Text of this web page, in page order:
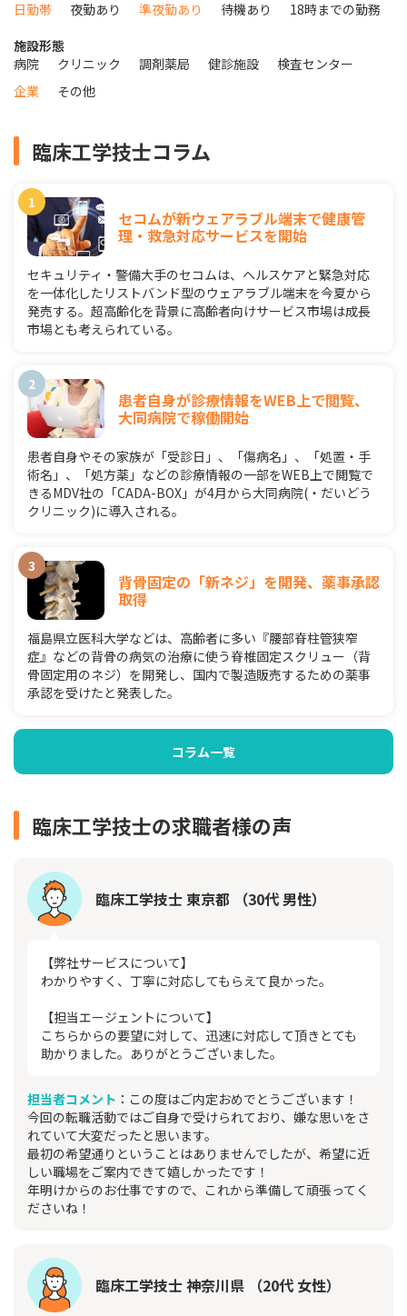
日勤帯 夜勤あり 準夜勤あり 待機あり
18時までの勤務
施設形態
病院
クリニック 調剤薬局 健診施設
検査センター
企業
その他
臨床工学技士コラム
セコムが新ウェアラブル端末で健康管
理・救急対応サービスを開始
セキュリティ・警備大手のセコムは、ヘルスケアと緊急対応
を一体化したリストバンド型のウェアラブル端末を今夏から
発売する。超高齢化を背景に高齢者向けサービス市場は成長
市場とも考えられている。
患者自身が診療情報をWEB上で閲覧、
大同病院で稼働開始
患者自身やその家族が「受診日」、「傷病名」、「処置・手
術名」、「処方薬」などの診療情報の一部をWEB上で閲覧で
きるMDV社の「CADA-BOX」が4月から大同病院(・だいどう
クリニック)に導入される。
背骨固定の「新ネジ」を開発、薬事承認
取得
福島県立医科大学などは、高齢者に多い『腰部脊柱管狭窄
症』などの背骨の病気の治療に使う脊椎固定スクリュー（背
骨固定用のネジ）を開発し、国内で製造販売するための薬事
承認を受けたと発表した。
コラム一覧
臨床工学技士の求職者様の声
臨床工学技士 東京都 （30代 男性）
【弊社サービスについて】
わかりやすく、丁寧に対応してもらえて良かった。
【担当エージェントについて】
こちらからの要望に対して、迅速に対応して頂きとても
助かりました。ありがとうございました。
担当者コメント ：この度はご内定おめでとうございます！
今回の転職活動ではご自身で受けられており、嫌な思いをさ
れていて大変だったと思います。
最初の希望通りということはありませんでしたが、希望に近
しい職場をご案内できて嬉しかったです！
年明けからのお仕事ですので、これから準備して頑張ってく
ださいね！
臨床工学技士 神奈川県 （20代 女性）